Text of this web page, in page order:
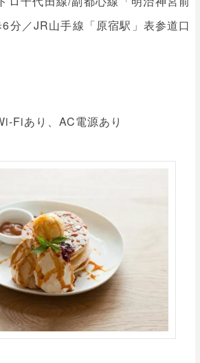
分／JR山手線「原宿駅」表参道口
Fiあり、AC電源あり